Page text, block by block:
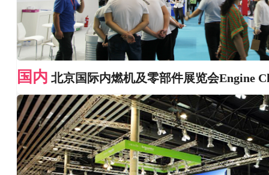
国内 北京国际内燃机及零部件展览会Engine